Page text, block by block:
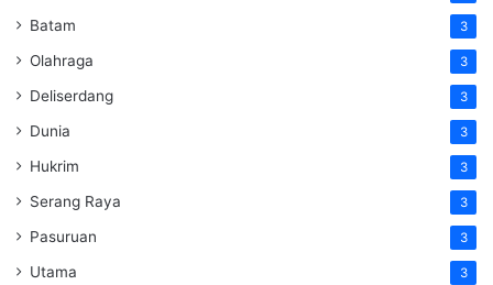
Batam 3
Olahraga 3
Deliserdang 3
Dunia 3
Hukrim 3
Serang Raya 3
Pasuruan 3
Utama 3